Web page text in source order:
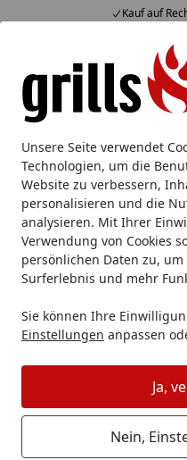
Unsere Seite verwendet
Technologien, um die
Website zu verbessern,
personalisieren und die
analysieren. Mit Ihrer
Verwendung von Cookies
persönlichen Daten zu,
Surferlebnis und mehr
Sie können Ihre
Einstellungen anpassen
Ja,
Nein,
Kauf auf
Alle Produkte
Mein Konto
Suchen
Startseite
Marken The MeatStick
The MeatStick
Wählen Sie Ihre
Fleischthermometer